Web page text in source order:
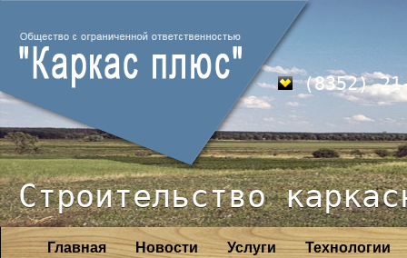
(8352)
Строительство
Технологии
Услуги
Новости
Главная